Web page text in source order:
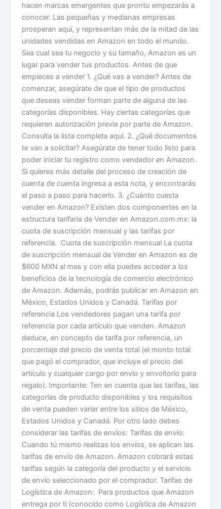
hacen marcas emergentes que pronto empezarás a
conocer. Las pequeñas y medianas empresas
prosperan aquí, y representan más de la mitad de las
unidades vendidas en Amazon en todo el mundo.
Sea cual sea tu negocio y su tamaño, Amazon es un
lugar para vender tus productos. Antes de que
empieces a vender 1. ¿Qué vas a vender? Antes de
comenzar, asegúrate de que el tipo de productos
que deseas vender forman parte de alguna de las
categorías disponibles. Hay ciertas categorías que
requieren autorización previa por parte de Amazon.
Consulta la lista completa aquí. 2. ¿Qué documentos
te van a solicitar? Asegúrate de tener todo listo para
poder iniciar tu registro como vendedor en Amazon.
Si quieres más detalle del proceso de creación de
cuenta de cuenta ingresa a esta nota, y encontrarás
el paso a paso para hacerlo. 3. ¿Cuánto cuesta
vender en Amazon? Existen dos componentes en la
estructura tarifaria de Vender en Amazon.com.mx: la
cuota de suscripción mensual y las tarifas por
referencia. Cuota de suscripción mensual La cuota
de suscripción mensual de Vender en Amazon es de
$600 MXN al mes y con ella puedes acceder a los
beneficios de la tecnología de comercio electrónico
de Amazon. Además, podrás publicar en Amazon en
México, Estados Unidos y Canadá. Tarifas por
referencia Los vendedores pagan una tarifa por
referencia por cada artículo que venden. Amazon
deduce, en concepto de tarifa por referencia, un
porcentaje del precio de venta total (el monto total
que pagó el comprador, que incluye el precio del
artículo y cualquier cargo por envío y envoltorio para
regalo). Importante: Ten en cuenta que las tarifas, las
categorías de producto disponibles y los requisitos
de venta pueden variar entre los sitios de México,
Estados Unidos y Canadá. Por otro lado debes
considerar las tarifas de envíos: Tarifas de envío:
Cuando tú mismo realizas los envíos, se aplican las
tarifas de envío de Amazon. Amazon cobrará estas
tarifas según la categoría del producto y el servicio
de envío seleccionado por el comprador. Tarifas de
Logística de Amazon: Para productos que Amazon
entrega por ti (conocido como Logística de Amazon